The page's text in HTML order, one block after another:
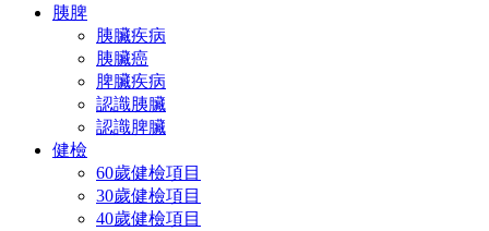
胰脾
胰臟疾病
胰臟癌
脾臟疾病
認識胰臟
認識脾臟
健檢
60歲健檢項目
30歲健檢項目
40歲健檢項目